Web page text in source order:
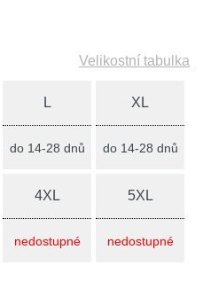
Velikostní tabulka
L
do 14-28 dnů
XL
do 14-28 dnů
4XL
nedostupné
5XL
nedostupné